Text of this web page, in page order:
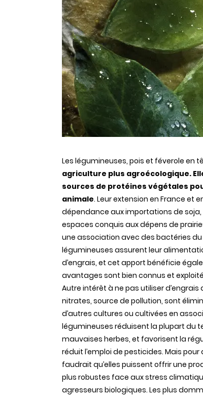
Les légumineuses, pois et féverole en
agriculture plus agroécologique.
sources de protéines végétales
animale. Leur extension en France et
dépendance aux importations de
espaces conquis aux dépens de
une association avec des bactéries du
légumineuses assurent leur
d’engrais, et cet apport bénéficie
avantages sont bien connus et
Autre intérêt à ne pas utiliser
nitrates, source de pollution, sont
d’autres cultures ou cultivées en
légumineuses réduisent la plupart du
mauvaises herbes, et favorisent la
réduit l’emploi de pesticides. Mais
faudrait qu’elles puissent offrir une
plus robustes face aux stress
agresseurs biologiques. Les plus